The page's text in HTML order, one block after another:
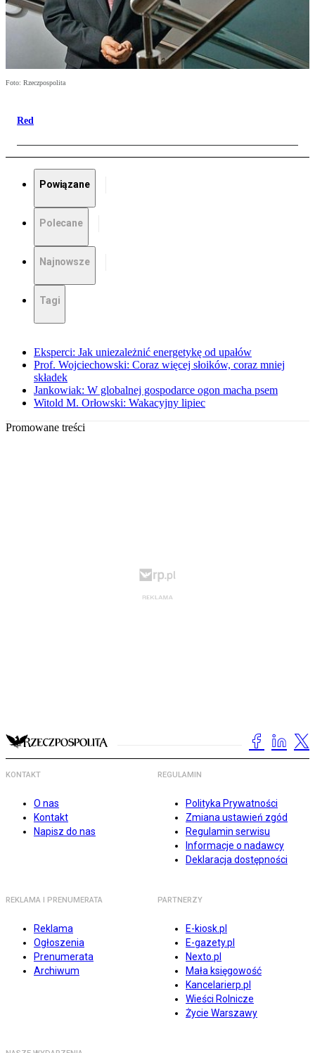
Foto: Rzeczpospolita
Red
Powiązane
Polecane
Najnowsze
Tagi
Eksperci: Jak uniezależnić energetykę od upałów
Prof. Wojciechowski: Coraz więcej słoików, coraz mniej
składek
Jankowiak: W globalnej gospodarce ogon macha psem
Witold M. Orłowski: Wakacyjny lipiec
Promowane treści
KONTAKT
O nas
Kontakt
Napisz do nas
REGULAMIN
Polityka Prywatności
Zmiana ustawień zgód
Regulamin serwisu
Informacje o nadawcy
Deklaracja dostępności
REKLAMA I PRENUMERATA
Reklama
Ogłoszenia
Prenumerata
Archiwum
PARTNERZY
E-kiosk.pl
E-gazety.pl
Nexto.pl
Mała księgowość
Kancelarierp.pl
Wieści Rolnicze
Życie Warszawy